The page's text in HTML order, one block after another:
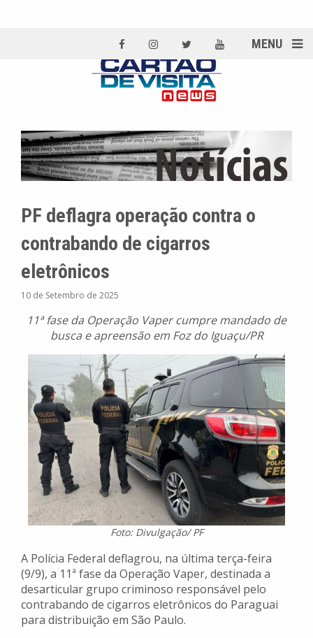
MENU
PF deflagra operação contra o
contrabando de cigarros
eletrônicos
10 de Setembro de 2025
11ª fase da Operação Vaper cumpre mandado de
busca e apreensão em Foz do Iguaçu/PR
Foto: Divulgação/ PF
A Polícia Federal deflagrou, na última terça-feira
(9/9), a 11ª fase da Operação Vaper, destinada a
desarticular grupo criminoso responsável pelo
contrabando de cigarros eletrônicos do Paraguai
para distribuição em São Paulo.